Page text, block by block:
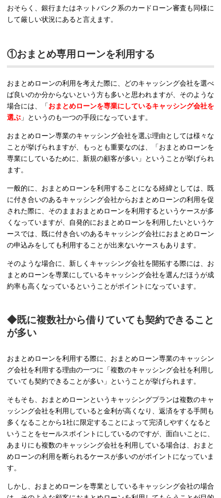
おそらく、銀行またはネットバンク系のカードローン審査も同様に
して厳しい状況にあると言えます。
①おまとめ専用ローンを利用する
おまとめローンの利用を考えた際に、どのキャッシング会社を選べ
ば良いのか分からないという方も多いと思われますが、そのような
場合には、「おまとめローンを専業にしているキャッシング会社を
選ぶ 」というのも一つの手段になっています。
おまとめローン専業のキャッシング会社を選ぶ理由としては様々な
ことが挙げられますが、もっとも重要なのは、「おまとめローンを
専業にしているために、新規の顧客が多い」ということが挙げられ
ます。
一般的に、おまとめローンを利用することになる経緯としては、既
に付き合いのあるキャッシング会社からおまとめローンの利用を促
された際に、そのままおまとめローンを利用するというケースが多
くなっていますが、自発的におまとめローンを利用したいというケ
ースでは、既に付き合いのあるキャッシング会社におまとめローン
の申込みをしても利用することが出来ないケースもあります。
そのような場合に、新しくキャッシング会社を開拓する際には、お
まとめローンを専業にしているキャッシング会社を選んだほうが成
約率も高くなっているということがポイントになっています。
◆既に複数社から借りていても契約できること
が多い
おまとめローンを利用する際に、おまとめローン専業のキャッシン
グ会社を利用する理由の一つに「複数のキャッシング会社を利用し
ていても契約できることが多い」ということが挙げられます。
そもそも、おまとめローンというキャッシングプランは複数のキャ
ッシング会社を利用していると金利が高くなり、返済をする手間も
多くなることから1社に限定することによって完済しやすくなると
いうことをセールスポイントにしているのですが、面白いことに、
あまりにも複数のキャッシング会社を利用している場合は、おまと
めローンの利用を断られるケースが多いのがポイントになっていま
す。
しかし、おまとめローンを専業としているキャッシング会社の場合